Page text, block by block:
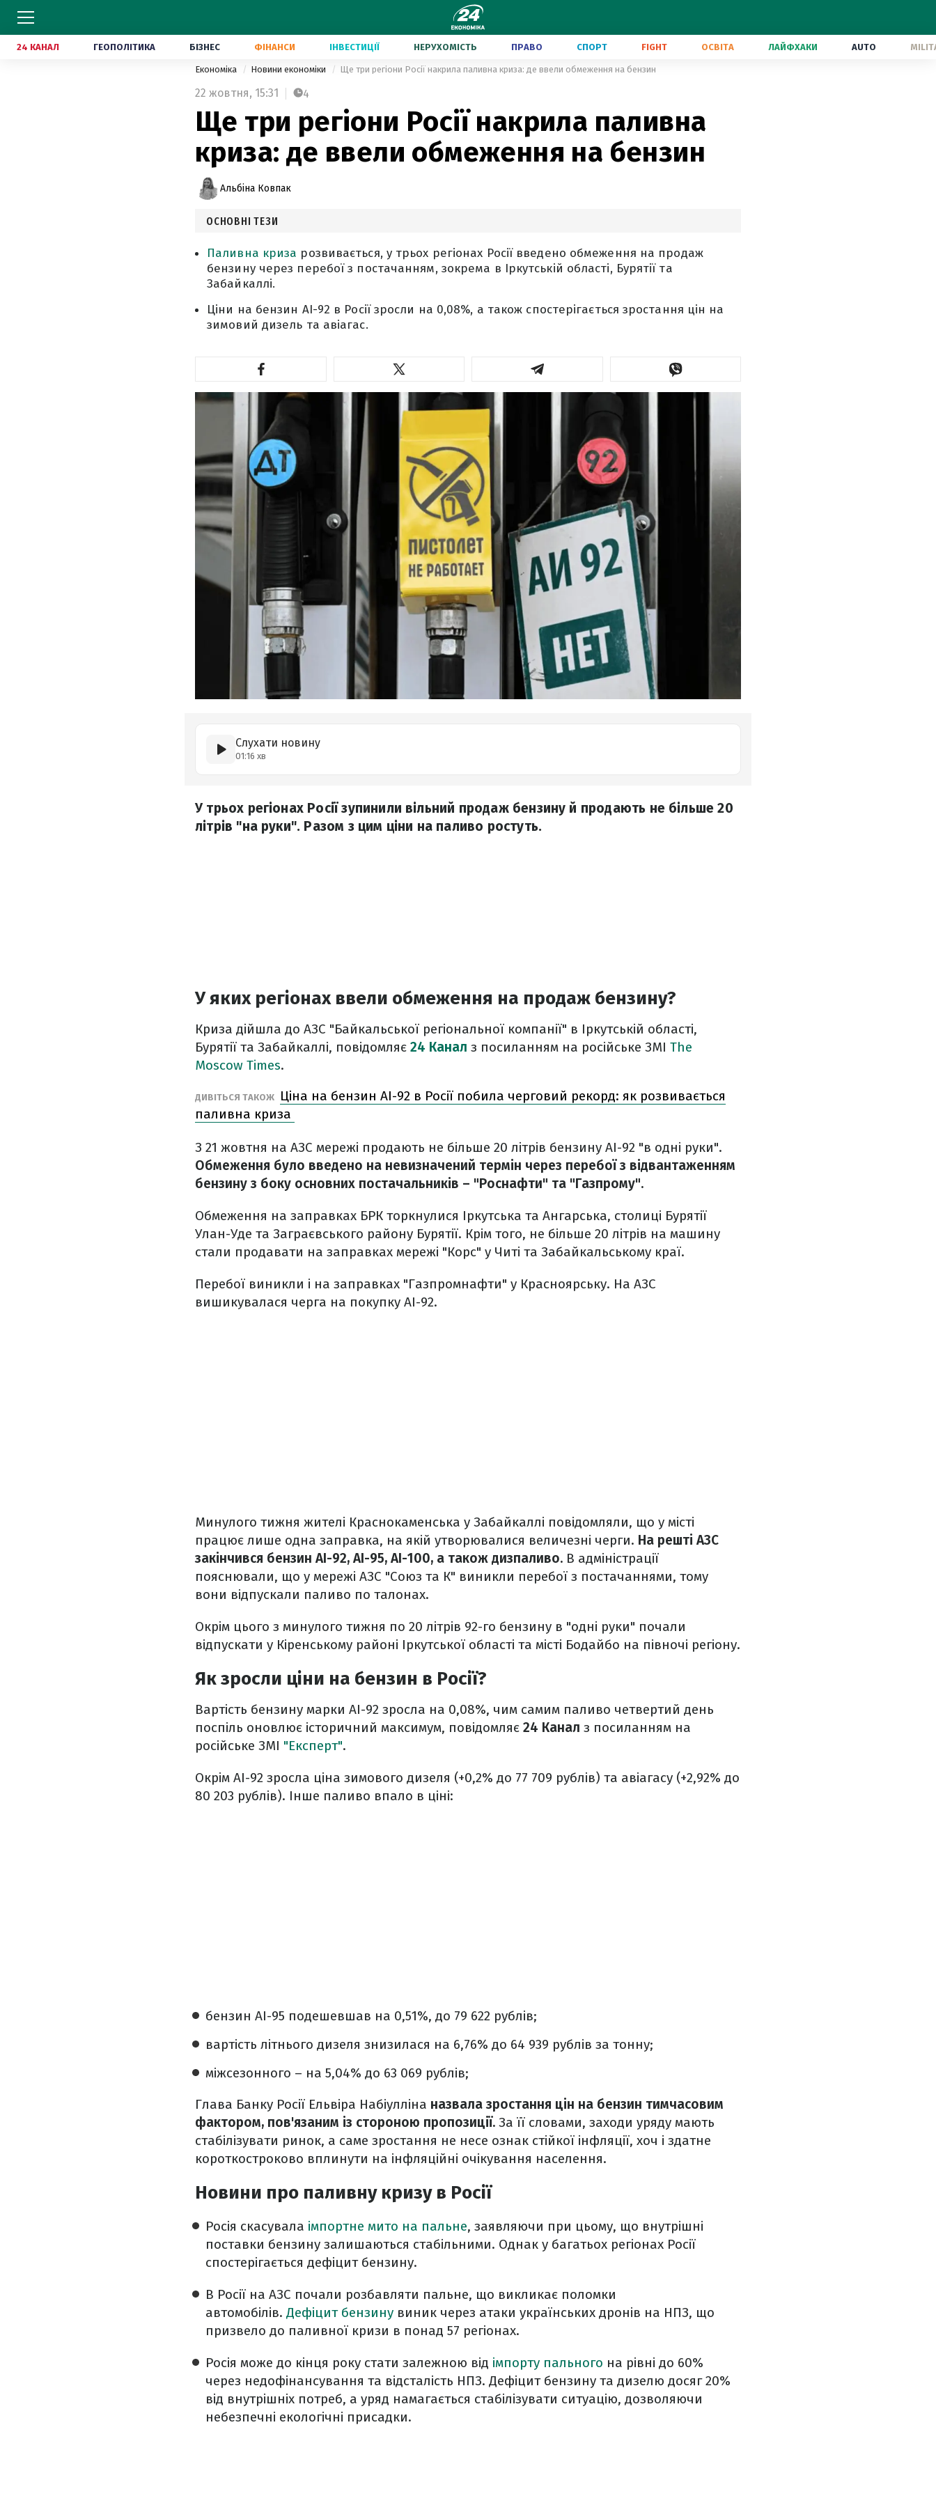
24 КАНАЛ ГЕОПОЛІТИКА БІЗНЕС ФІНАНСИ ІНВЕСТИЦІЇ НЕРУХОМІСТЬ ПРАВО СПОРТ FIGHT ОСВІТА ЛАЙФХАКИ AUTO
Економіка Новини економіки Ще три регіони Росії накрила паливна криза: де ввели обмеження на бензин
22 жовтня, 15:31 4
Ще три регіони Росії накрила паливна
криза: де ввели обмеження на бензин
Альбіна Ковпак
ОСНОВНІ ТЕЗИ
Паливна криза розвивається, у трьох регіонах Росії введено обмеження на продаж
бензину через перебої з постачанням, зокрема в Іркутській області, Бурятії та
Забайкаллі.
Ціни на бензин АІ-92 в Росії зросли на 0,08%, а також спостерігається зростання цін на
зимовий дизель та авіагас.
Слухати новину
01:16 хв
У трьох регіонах Росії зупинили вільний продаж бензину й продають не більше 20
літрів "на руки". Разом з цим ціни на паливо ростуть.
У яких регіонах ввели обмеження на продаж бензину?
Криза дійшла до АЗС "Байкальської регіональної компанії" в Іркутській області,
Бурятії та Забайкаллі, повідомляє 24 Канал з посиланням на російське ЗМІ The
Moscow Times.
ДИВІТЬСЯ ТАКОЖ
Ціна на бензин AI-92 в Росії побила черговий рекорд: як розвивається
паливна криза
З 21 жовтня на АЗС мережі продають не більше 20 літрів бензину АІ-92 "в одні руки".
Обмеження було введено на невизначений термін через перебої з відвантаженням
бензину з боку основних постачальників – "Роснафти" та "Газпрому".
Обмеження на заправках БРК торкнулися Іркутська та Ангарська, столиці Бурятії
Улан-Уде та Заграєвського району Бурятії. Крім того, не більше 20 літрів на машину
стали продавати на заправках мережі "Корс" у Читі та Забайкальському краї.
Перебої виникли і на заправках "Газпромнафти" у Красноярську. На АЗС
вишикувалася черга на покупку АІ-92.
Минулого тижня жителі Краснокаменська у Забайкаллі повідомляли, що у місті
працює лише одна заправка, на якій утворювалися величезні черги. На решті АЗС
закінчився бензин АІ-92, АІ-95, АІ-100, а також дизпаливо. В адміністрації
пояснювали, що у мережі АЗС "Союз та К" виникли перебої з постачаннями, тому
вони відпускали паливо по талонах.
Окрім цього з минулого тижня по 20 літрів 92-го бензину в "одні руки" почали
відпускати у Кіренському районі Іркутської області та місті Бодайбо на півночі регіону.
Як зросли ціни на бензин в Росії?
Вартість бензину марки АІ-92 зросла на 0,08%, чим самим паливо четвертий день
поспіль оновлює історичний максимум, повідомляє 24 Канал з посиланням на
російське ЗМІ "Експерт".
Окрім АІ-92 зросла ціна зимового дизеля (+0,2% до 77 709 рублів) та авіагасу (+2,92% до
80 203 рублів). Інше паливо впало в ціні:
бензин АІ-95 подешевшав на 0,51%, до 79 622 рублів;
вартість літнього дизеля знизилася на 6,76% до 64 939 рублів за тонну;
міжсезонного – на 5,04% до 63 069 рублів;
Глава Банку Росії Ельвіра Набіулліна назвала зростання цін на бензин тимчасовим
фактором, пов'язаним із стороною пропозиції. За її словами, заходи уряду мають
стабілізувати ринок, а саме зростання не несе ознак стійкої інфляції, хоч і здатне
короткостроково вплинути на інфляційні очікування населення.
Новини про паливну кризу в Росії
Росія скасувала імпортне мито на пальне, заявляючи при цьому, що внутрішні
поставки бензину залишаються стабільними. Однак у багатьох регіонах Росії
спостерігається дефіцит бензину.
В Росії на АЗС почали розбавляти пальне, що викликає поломки
автомобілів. Дефіцит бензину виник через атаки українських дронів на НПЗ, що
призвело до паливної кризи в понад 57 регіонах.
Росія може до кінця року стати залежною від імпорту пального на рівні до 60%
через недофінансування та відсталість НПЗ. Дефіцит бензину та дизелю досяг 20%
від внутрішніх потреб, а уряд намагається стабілізувати ситуацію, дозволяючи
небезпечні екологічні присадки.